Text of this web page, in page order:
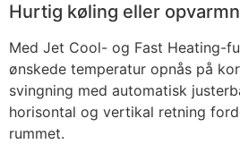
Hurtig køling eller
Med Jet Cool- og Fast Heating-
ønskede temperatur opnås på
svingning med automatisk
horisontal og vertikal retning
rummet.